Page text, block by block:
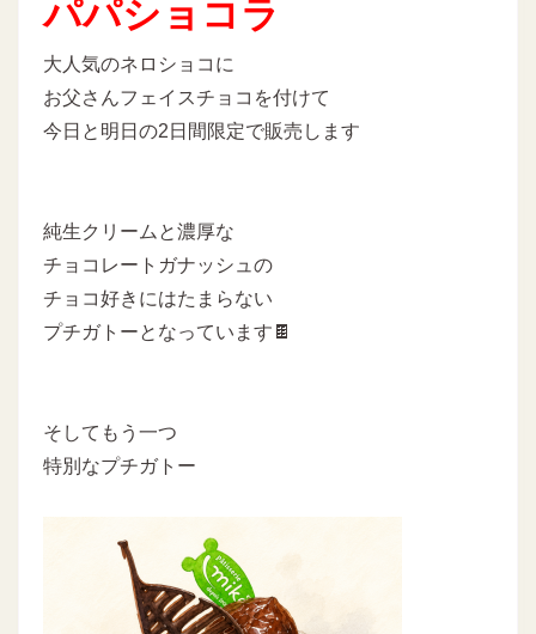
パパショコラ
大人気のネロショコに
お父さんフェイスチョコを付けて
今日と明日の2日間限定で販売します
純生クリームと濃厚な
チョコレートガナッシュの
チョコ好きにはたまらない
プチガトーとなっています🍫
そしてもう一つ
特別なプチガトー